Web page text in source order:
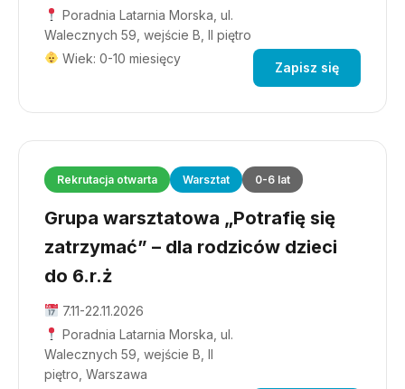
Poradnia Latarnia Morska, ul.
Walecznych 59, wejście B, II piętro
Wiek: 0-10 miesięcy
Zapisz się
Rekrutacja otwarta Warsztat 0-6 lat
Grupa warsztatowa „Potrafię się
zatrzymać” – dla rodziców dzieci
do 6.r.ż
7.11-22.11.2026
Poradnia Latarnia Morska, ul.
Walecznych 59, wejście B, II
piętro, Warszawa